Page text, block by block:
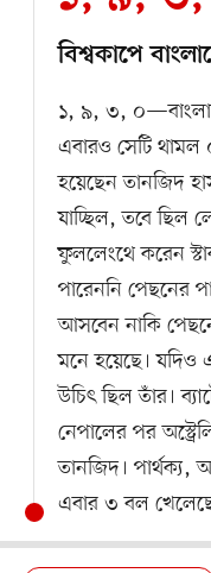
বিশ্বকাপে
১, ৯, ৩,
এবারও সেটি থামল
হয়েছেন তানজিদ
যাচ্ছিল, তবে ছিল
ফুললেংথে করেন
পারেননি পেছনের
আসবেন নাকি
মনে হয়েছে। যদিও
উচিৎ ছিল তাঁর।
নেপালের পর
তানজিদ।
এবার ৩ বল